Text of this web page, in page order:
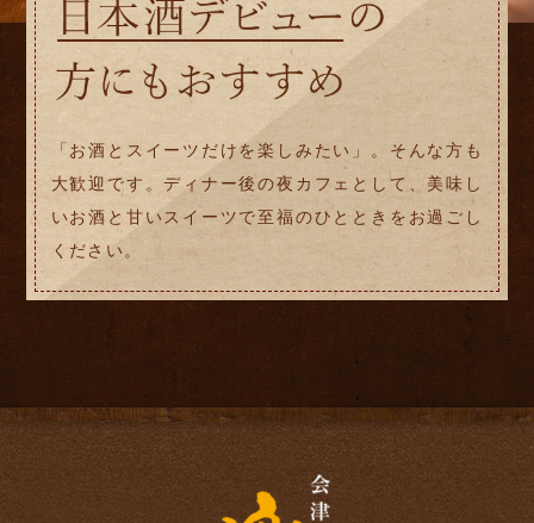
「お酒とスイーツだけを楽しみたい」。そんな方も
大歓迎です。ディナー後の夜カフェとして、美味し
いお酒と甘いスイーツで至福のひとときをお過ごし
ください。